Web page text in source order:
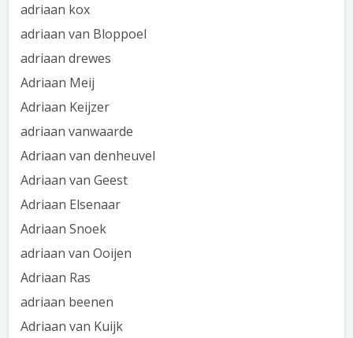
adriaan kox
adriaan van Bloppoel
adriaan drewes
Adriaan Meij
Adriaan Keijzer
adriaan vanwaarde
Adriaan van denheuvel
Adriaan van Geest
Adriaan Elsenaar
Adriaan Snoek
adriaan van Ooijen
Adriaan Ras
adriaan beenen
Adriaan van Kuijk